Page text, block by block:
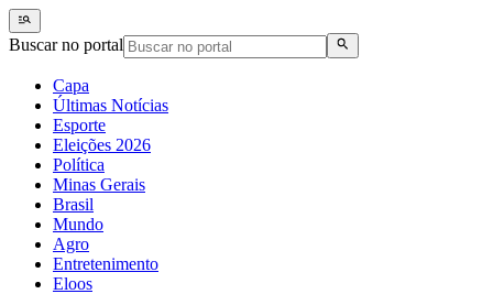
Buscar no portal
Capa
Últimas Notícias
Esporte
Eleições 2026
Política
Minas Gerais
Brasil
Mundo
Agro
Entretenimento
Eloos